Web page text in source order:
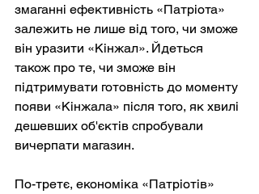
змаганні ефективність «Патріота»
залежить не лише від того, чи зможе
він уразити «Кінжал». Йдеться
також про те, чи зможе він
підтримувати готовність до моменту
появи «Кінжала» після того, як хвилі
дешевших об'єктів спробували
вичерпати магазин.
По-третє, економіка «Патріотів»